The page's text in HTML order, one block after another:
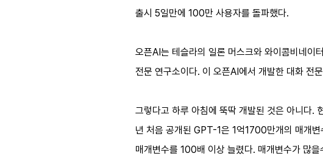
출시 5일만에 100만 사용자를 돌파했다.
오픈AI는 테슬라의 일론 머스크와 와이콤비네이
전문 연구소이다. 이 오픈AI에서 개발한 대화 전
그렇다고 하루 아침에 뚝딱 개발된 것은 아니다
년 처음 공개된 GPT-1은 1억1700만개의 매개
매개변수를 100배 이상 늘렸다. 매개변수가 많